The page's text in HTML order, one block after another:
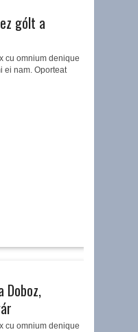
gólt a
cu omnium denique
ei nam. Oporteat
Doboz,
cu omnium denique